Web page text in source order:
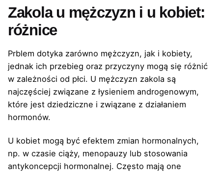
Zakola u mężczyzn i u kobiet:
różnice
Prblem dotyka zarówno mężczyzn, jak i kobiety,
jednak ich przebieg oraz przyczyny mogą się różnić
w zależności od płci. U mężczyzn zakola są
najczęściej związane z łysieniem androgenowym,
które jest dziedziczne i związane z działaniem
hormonów.
U kobiet mogą być efektem zmian hormonalnych,
np. w czasie ciąży, menopauzy lub stosowania
antykoncepcji hormonalnej. Często mają one